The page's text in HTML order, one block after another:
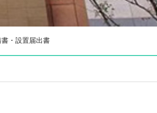
・設置届出書